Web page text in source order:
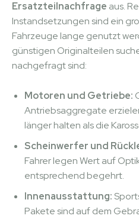
Ersatzteilnachfrage aus.
Instandsetzungen sind ein
Fahrzeuge lange genutzt
günstigen Originalteilen
nachgefragt sind:
Motoren und Getriebe:
Antriebsaggregate
länger halten als die
Scheinwerfer und
Fahrer legen Wert auf
entsprechend begehrt.
Innenausstattung:
Pakete sind auf dem